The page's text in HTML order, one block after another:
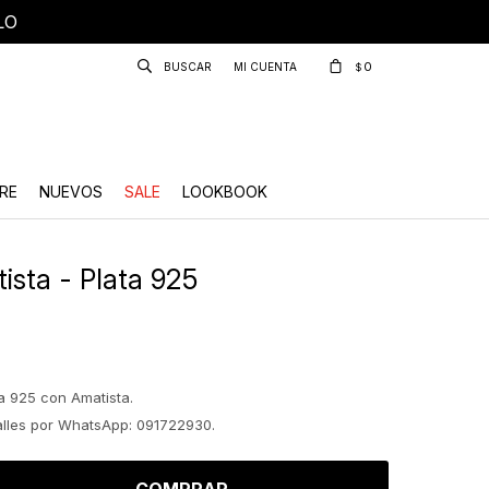
NUEVOS SALE LOOKBOOK
$ 0
- Plata 925
925 con Amatista.
por WhatsApp: 091722930.